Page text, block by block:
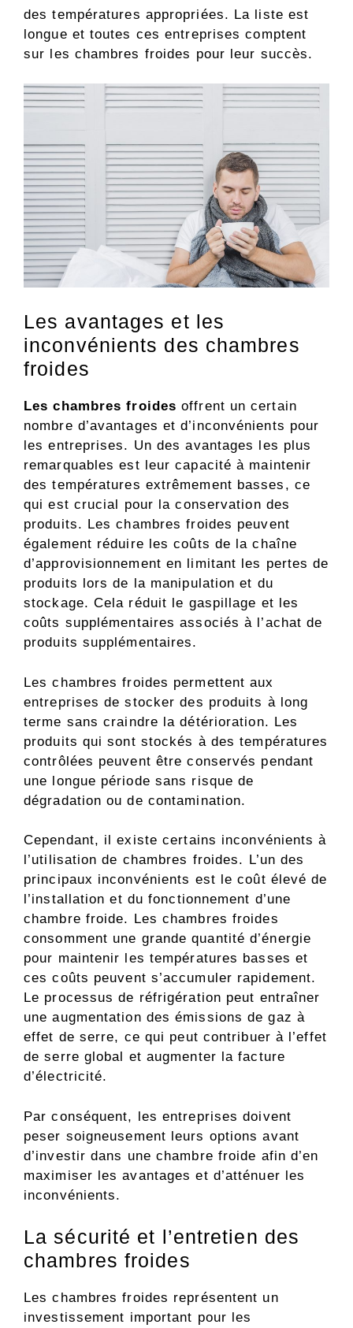
des températures appropriées. La liste est
longue et toutes ces entreprises comptent
sur les chambres froides pour leur succès.
Les avantages et les
inconvénients des chambres
froides
Les chambres froides offrent un certain
nombre d’avantages et d’inconvénients pour
les entreprises. Un des avantages les plus
remarquables est leur capacité à maintenir
des températures extrêmement basses, ce
qui est crucial pour la conservation des
produits. Les chambres froides peuvent
également réduire les coûts de la chaîne
d’approvisionnement en limitant les pertes de
produits lors de la manipulation et du
stockage. Cela réduit le gaspillage et les
coûts supplémentaires associés à l’achat de
produits supplémentaires.
Les chambres froides permettent aux
entreprises de stocker des produits à long
terme sans craindre la détérioration. Les
produits qui sont stockés à des températures
contrôlées peuvent être conservés pendant
une longue période sans risque de
dégradation ou de contamination.
Cependant, il existe certains inconvénients à
l’utilisation de chambres froides. L’un des
principaux inconvénients est le coût élevé de
l’installation et du fonctionnement d’une
chambre froide. Les chambres froides
consomment une grande quantité d’énergie
pour maintenir les températures basses et
ces coûts peuvent s’accumuler rapidement.
Le processus de réfrigération peut entraîner
une augmentation des émissions de gaz à
effet de serre, ce qui peut contribuer à l’effet
de serre global et augmenter la facture
d’électricité.
Par conséquent, les entreprises doivent
peser soigneusement leurs options avant
d’investir dans une chambre froide afin d’en
maximiser les avantages et d’atténuer les
inconvénients.
La sécurité et l’entretien des
chambres froides
Les chambres froides représentent un
investissement important pour les